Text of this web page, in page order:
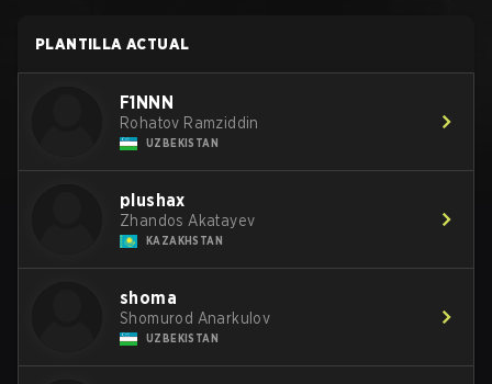
PLANTILLA ACTUAL
F1NNN
Rohatov Ramziddin
UZBEKISTAN
plushax
Zhandos Akatayev
KAZAKHSTAN
shoma
Shomurod Anarkulov
UZBEKISTAN